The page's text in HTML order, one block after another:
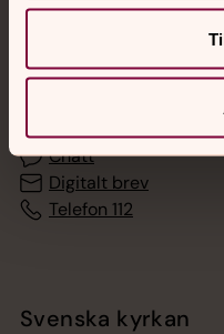
Jourhavande präst
Akut samtals- och
Chatt
Digitalt brev
Telefon 112
Svenska kyrkan